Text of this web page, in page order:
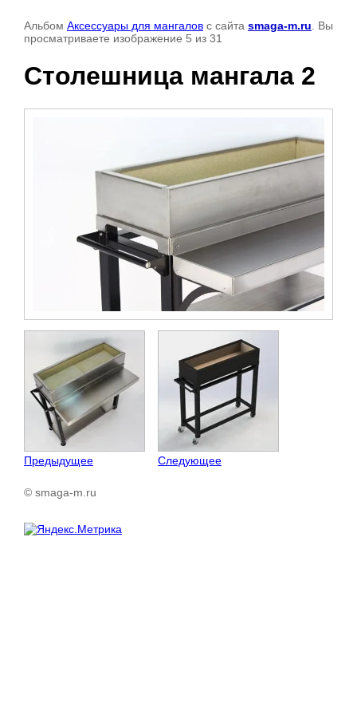
Альбом Аксессуары для мангалов с сайта smaga-m.ru . Вы
просматриваете изображение 5 из 31
Столешница мангала 2
Предыдущее Следующее
© smaga-m.ru